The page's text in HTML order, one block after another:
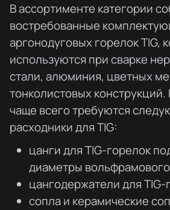
В ассортименте категории
востребованные
аргонодуговых горелок TIG,
используются при сварке
стали, алюминия, цветных
тонколистовых конструкций.
чаще всего требуются
расходники для TIG:
цанги для TIG-горелок
диаметры
цангодержатели для TIG-
сопла и керамические